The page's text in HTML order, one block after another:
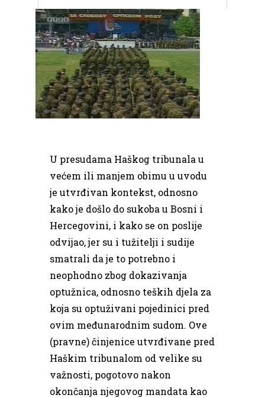
U presudama Haškog tribunala u
većem ili manjem obimu u uvodu
je utvrđivan kontekst, odnosno
kako je došlo do sukoba u Bosni i
Hercegovini, i kako se on poslije
odvijao, jer su i tužitelji i sudije
smatrali da je to potrebno i
neophodno zbog dokazivanja
optužnica, odnosno teških djela za
koja su optuživani pojedinici pred
ovim međunarodnim sudom. Ove
(pravne) činjenice utvrđivane pred
Haškim tribunalom od velike su
važnosti, pogotovo nakon
okončanja njegovog mandata kao